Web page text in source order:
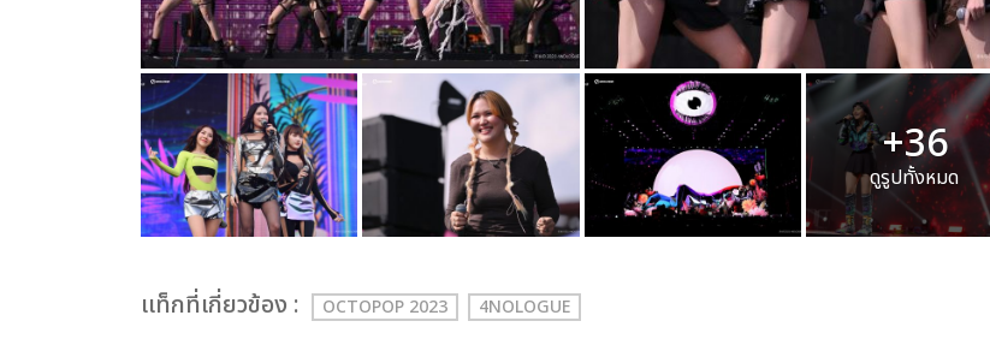
+36
ดูรูปทั้งหมด
เเท็กที่เกี่ยวข้อง : OCTOPOP 2023 4NOLOGUE